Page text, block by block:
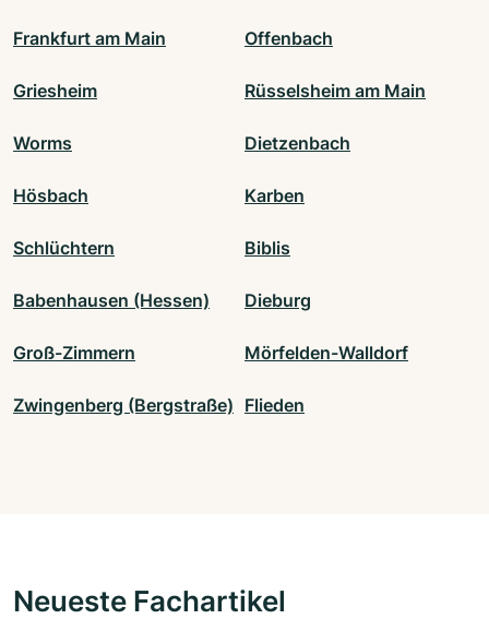
Frankfurt am Main Offenbach
Griesheim Rüsselsheim am Main
Worms Dietzenbach
Hösbach Karben
Schlüchtern Biblis
Babenhausen (Hessen) Dieburg
Groß-Zimmern Mörfelden-Walldorf
Zwingenberg (Bergstraße) Flieden
Neueste Fachartikel